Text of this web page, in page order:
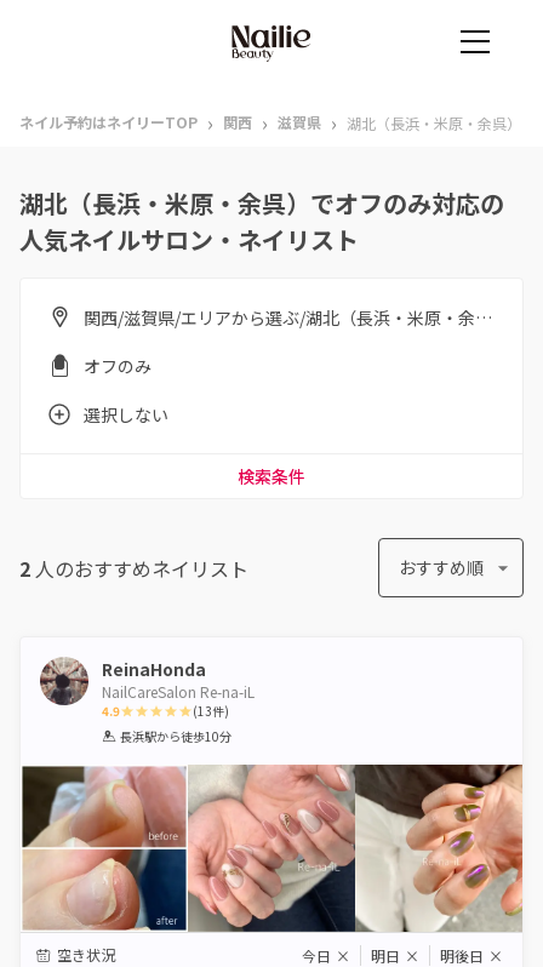
ネイル予約はネイリーTOP › 関西 › 滋賀県 › 湖北（長浜・米原・余呉）
湖北（長浜・米原・余呉）でオフのみ対応の
人気ネイルサロン・ネイリスト
関西/滋賀県/エリアから選ぶ/湖北（長浜・米原・余呉）
オフのみ
選択しない
検索条件
2 人のおすすめネイリスト おすすめ順
ReinaHonda
NailCareSalon Re-na-iL
4.9
1 2 3 4 5
(13件)
長浜駅から徒歩10分
空き状況 今日 × 明日 × 明後日 ×